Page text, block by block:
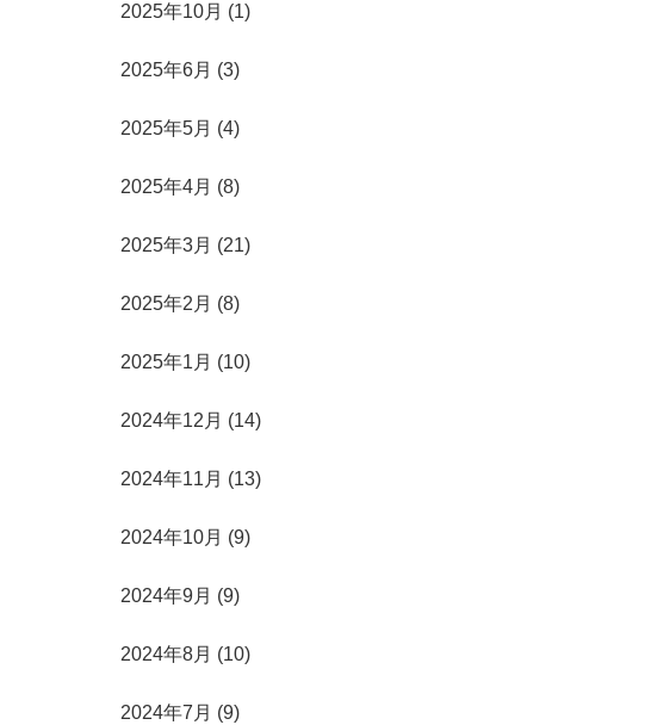
2025年10月 (1)
2025年6月 (3)
2025年5月 (4)
2025年4月 (8)
2025年3月 (21)
2025年2月 (8)
2025年1月 (10)
2024年12月 (14)
2024年11月 (13)
2024年10月 (9)
2024年9月 (9)
2024年8月 (10)
2024年7月 (9)